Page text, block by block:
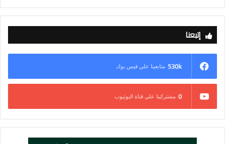
إتبعنا
530k متابعينا علي فيس بوك
0 مشتركينا علي قناة اليوتيوب